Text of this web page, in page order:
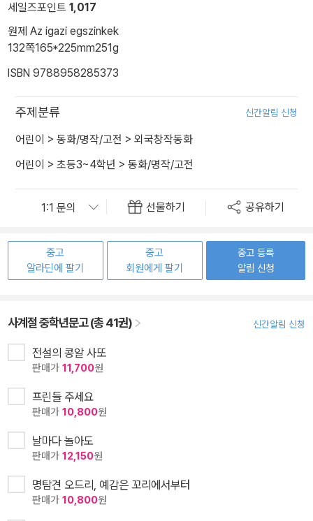
세일즈포인트 1,017
원제 Az igazi egszinkek
132쪽165*225mm251g
ISBN 9788958285373
주제분류 신간알림 신청
어린이 > 동화/명작/고전 > 외국창작동화
어린이 > 초등3~4학년 > 동화/명작/고전
선물하기 공유하기
중고
알라딘에 팔기
중고
회원에게 팔기
중고 등록
알림 신청
사계절 중학년문고 (총 41권) 신간알림 신청
전설의 콩알 사또
판매가 11,700원
프린들 주세요
판매가 10,800원
날마다 놀아도
판매가 12,150원
명탐견 오드리, 예감은 꼬리에서부터
판매가 10,800원